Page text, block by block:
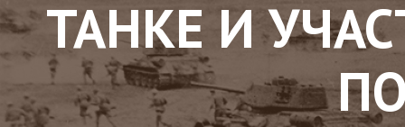
ТАНКЕ И